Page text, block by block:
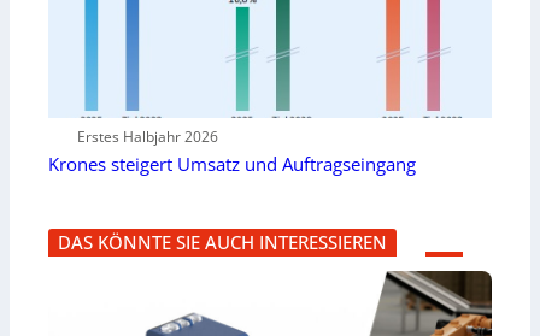
Erstes Halbjahr 2026
Krones steigert Umsatz und Auftragseingang
DAS KÖNNTE SIE AUCH INTERESSIEREN